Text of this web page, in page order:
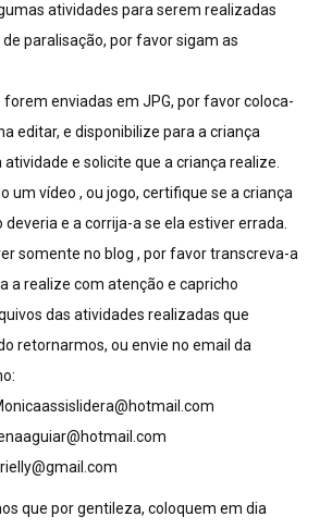
atividades para serem realizadas
paralisação, por favor sigam as
enviadas em JPG, por favor coloca-
editar, e disponibilize para a criança
e solicite que a criança realize.
um vídeo , ou jogo, certifique se a criança
e a corrija-a se ela estiver errada.
somente no blog , por favor transcreva-a
a realize com atenção e capricho
das atividades realizadas que
retornarmos, ou envie no email da
que por gentileza, coloquem em dia